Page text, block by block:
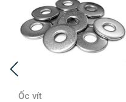
Ốc vít